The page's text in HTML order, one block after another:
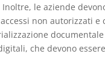
le aziende
non autorizzati e
che devono